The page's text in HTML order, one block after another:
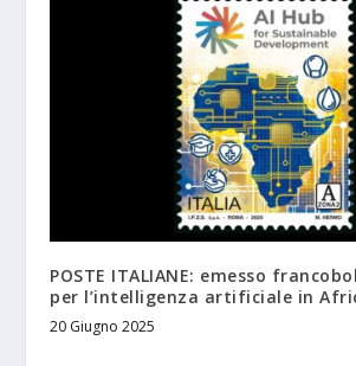
POSTE ITALIANE: emesso
per l’intelligenza artificiale in
20 Giugno 2025